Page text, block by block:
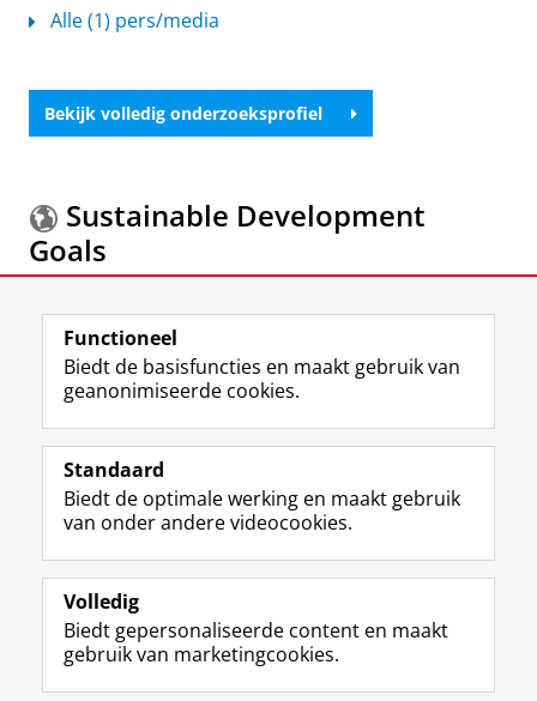
Alle (1) pers/media
Bekijk volledig onderzoeksprofiel
Sustainable Development
Goals
Meer informatie over deSustainable Development
Goals.
Volg de RUG
F
a
e
b
o
p
a
i
L
i
k
e
I
-
p
g
R
S
-
f
e
R
k
I
n
t
r
m
c
Y
o
T
e
k
a
Studiekiezers
Alumni
Over ons
Functioneel
Biedt de basisfuncties en maakt gebruik van
geanonimiseerde cookies.
Standaard
Biedt de optimale werking en maakt gebruik
van onder andere videocookies.
Volledig
Biedt gepersonaliseerde content en maakt
gebruik van marketingcookies.